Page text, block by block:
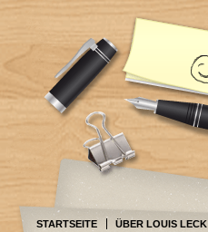
STARTSEITE ÜBER LOUIS LECK